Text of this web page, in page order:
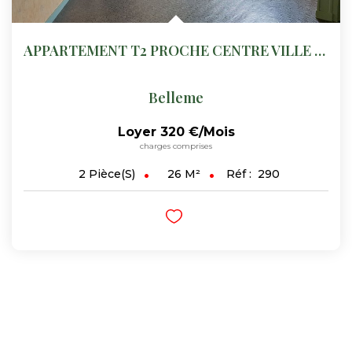
APPARTEMENT T2 PROCHE CENTRE VILLE BELLEME
Belleme
Loyer 320 €/mois
charges comprises
2 Pièce(s) 26 M² Réf : 290